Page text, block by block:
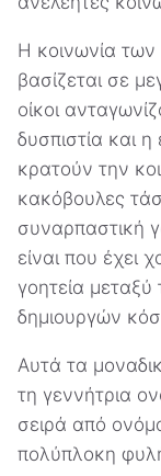
Η κοινωνία των
βασίζεται σε
οίκοι
δυσπιστία και
κρατούν την
κακόβουλες
συναρπαστική
είναι που έχει
γοητεία
δημιουργών
Αυτά τα
τη γεννήτρια
σειρά από
πολύπλοκη